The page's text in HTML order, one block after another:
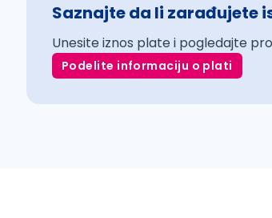
Saznajte da li zarađujete
Unesite iznos plate i pogledajte
Podelite informaciju o plati